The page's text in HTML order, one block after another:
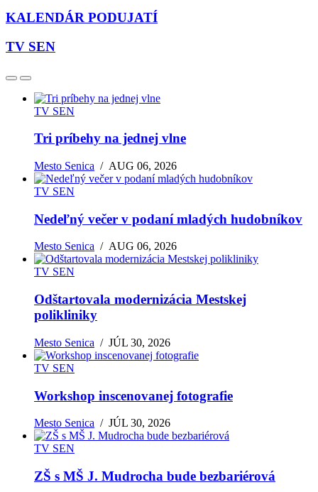
KALENDÁR PODUJATÍ
TV SEN
TV SEN
Tri príbehy na jednej vlne
Mesto Senica /AUG 06, 2026
TV SEN
Nedeľný večer v podaní mladých hudobníkov
Mesto Senica /AUG 06, 2026
TV SEN
Odštartovala modernizácia Mestskej
polikliniky
Mesto Senica /JÚL 30, 2026
TV SEN
Workshop inscenovanej fotografie
Mesto Senica /JÚL 30, 2026
TV SEN
ZŠ s MŠ J. Mudrocha bude bezbariérová